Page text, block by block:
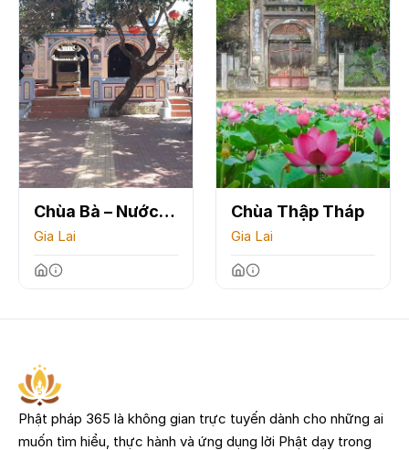
Chùa Bà – Nước
Mặn
Gia Lai
Chùa Thập Tháp
Gia Lai
Phật pháp 365 là không gian trực tuyến dành cho những ai
muốn tìm hiểu, thực hành và ứng dụng lời Phật dạy trong